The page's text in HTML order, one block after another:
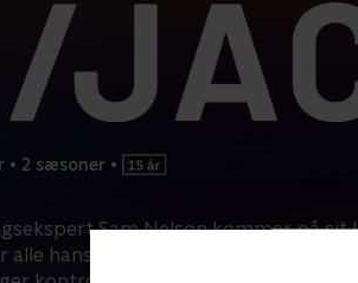
• 2 sæsoner •
Sam Nelson kommer på sit
alle hans medpassagerer – efter at